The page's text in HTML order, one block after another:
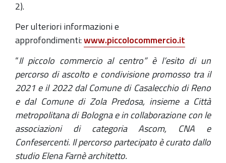
2).
Per ulteriori informazioni e
approfondimenti:www.piccolocommercio.it
“Il piccolo commercio al centro” è l’esito di un
percorso di ascolto e condivisione promosso tra il
2021 e il 2022 dal Comune di Casalecchio di Reno
e dal Comune di Zola Predosa, insieme a Città
metropolitana di Bologna e in collaborazione con le
associazioni di categoria Ascom, CNA e
Confesercenti. Il percorso partecipato è curato dallo
studio Elena Farnè architetto.